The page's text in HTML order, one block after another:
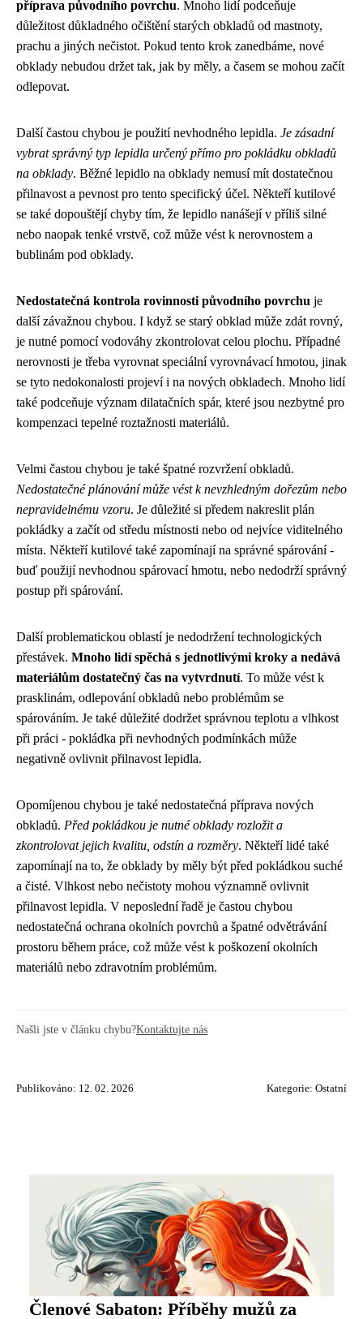
příprava původního povrchu. Mnoho lidí podceňuje
důležitost důkladného očištění starých obkladů od mastnoty,
prachu a jiných nečistot. Pokud tento krok zanedbáme, nové
obklady nebudou držet tak, jak by měly, a časem se mohou začít
odlepovat.
Další častou chybou je použití nevhodného lepidla. Je zásadní
vybrat správný typ lepidla určený přímo pro pokládku obkladů
na obklady. Běžné lepidlo na obklady nemusí mít dostatečnou
přilnavost a pevnost pro tento specifický účel. Někteří kutilové
se také dopouštějí chyby tím, že lepidlo nanášejí v příliš silné
nebo naopak tenké vrstvě, což může vést k nerovnostem a
bublinám pod obklady.
Nedostatečná kontrola rovinnosti původního povrchu je
další závažnou chybou. I když se starý obklad může zdát rovný,
je nutné pomocí vodováhy zkontrolovat celou plochu. Případné
nerovnosti je třeba vyrovnat speciální vyrovnávací hmotou, jinak
se tyto nedokonalosti projeví i na nových obkladech. Mnoho lidí
také podceňuje význam dilatačních spár, které jsou nezbytné pro
kompenzaci tepelné roztažnosti materiálů.
Velmi častou chybou je také špatné rozvržení obkladů.
Nedostatečné plánování může vést k nevzhledným dořezům nebo
nepravidelnému vzoru. Je důležité si předem nakreslit plán
pokládky a začít od středu místnosti nebo od nejvíce viditelného
místa. Někteří kutilové také zapomínají na správné spárování -
buď použijí nevhodnou spárovací hmotu, nebo nedodrží správný
postup při spárování.
Další problematickou oblastí je nedodržení technologických
přestávek. Mnoho lidí spěchá s jednotlivými kroky a nedává
materiálům dostatečný čas na vytvrdnutí. To může vést k
prasklinám, odlepování obkladů nebo problémům se
spárováním. Je také důležité dodržet správnou teplotu a vlhkost
při práci - pokládka při nevhodných podmínkách může
negativně ovlivnit přilnavost lepidla.
Opomíjenou chybou je také nedostatečná příprava nových
obkladů. Před pokládkou je nutné obklady rozložit a
zkontrolovat jejich kvalitu, odstín a rozměry. Někteří lidé také
zapomínají na to, že obklady by měly být před pokládkou suché
a čisté. Vlhkost nebo nečistoty mohou významně ovlivnit
přilnavost lepidla. V neposlední řadě je častou chybou
nedostatečná ochrana okolních povrchů a špatné odvětrávání
prostoru během práce, což může vést k poškození okolních
materiálů nebo zdravotním problémům.
Našli jste v článku chybu?Kontaktujte nás
Publikováno: 12. 02. 2026 Kategorie: Ostatní
Členové Sabaton: Příběhy mužů za